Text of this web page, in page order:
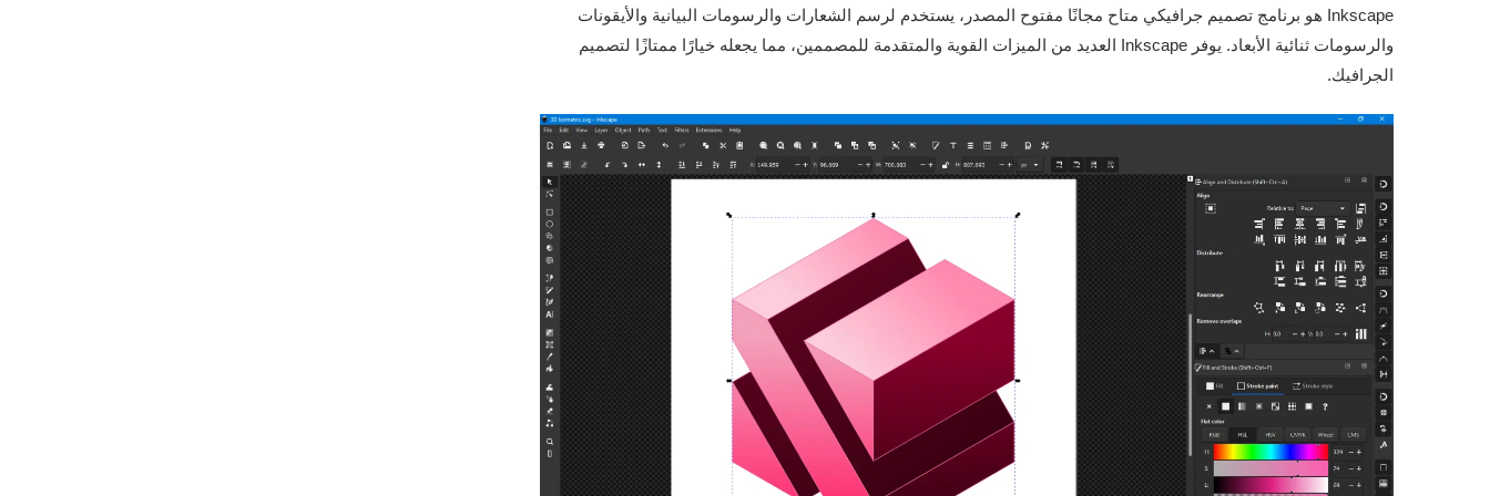
Inkscape هو برنامج تصميم جرافيكي متاح مجانًا مفتوح المصدر، يستخدم لرسم الشعارات والرسومات البيانية والأيقونات
والرسومات ثنائية الأبعاد. يوفر Inkscape العديد من الميزات القوية والمتقدمة للمصممين، مما يجعله خيارًا ممتازًا لتصميم
الجرافيك.